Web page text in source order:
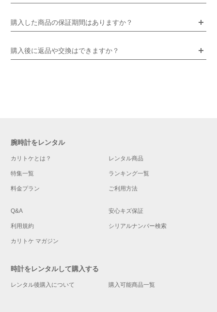
購入した商品の保証期間はありますか？
購入後に返品や交換はできますか？
腕時計をレンタル
カリトケとは？ レンタル商品
特集一覧 ランキング一覧
料金プラン ご利用方法
Q&A 安心キズ保証
利用規約 シリアルナンバー検索
カリトケ マガジン
時計をレンタルして購入する
レンタル後購入について 購入可能商品一覧